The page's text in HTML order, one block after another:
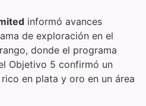
informó avances
de exploración en el
donde el programa
Objetivo 5 confirmó un
en plata y oro en un área